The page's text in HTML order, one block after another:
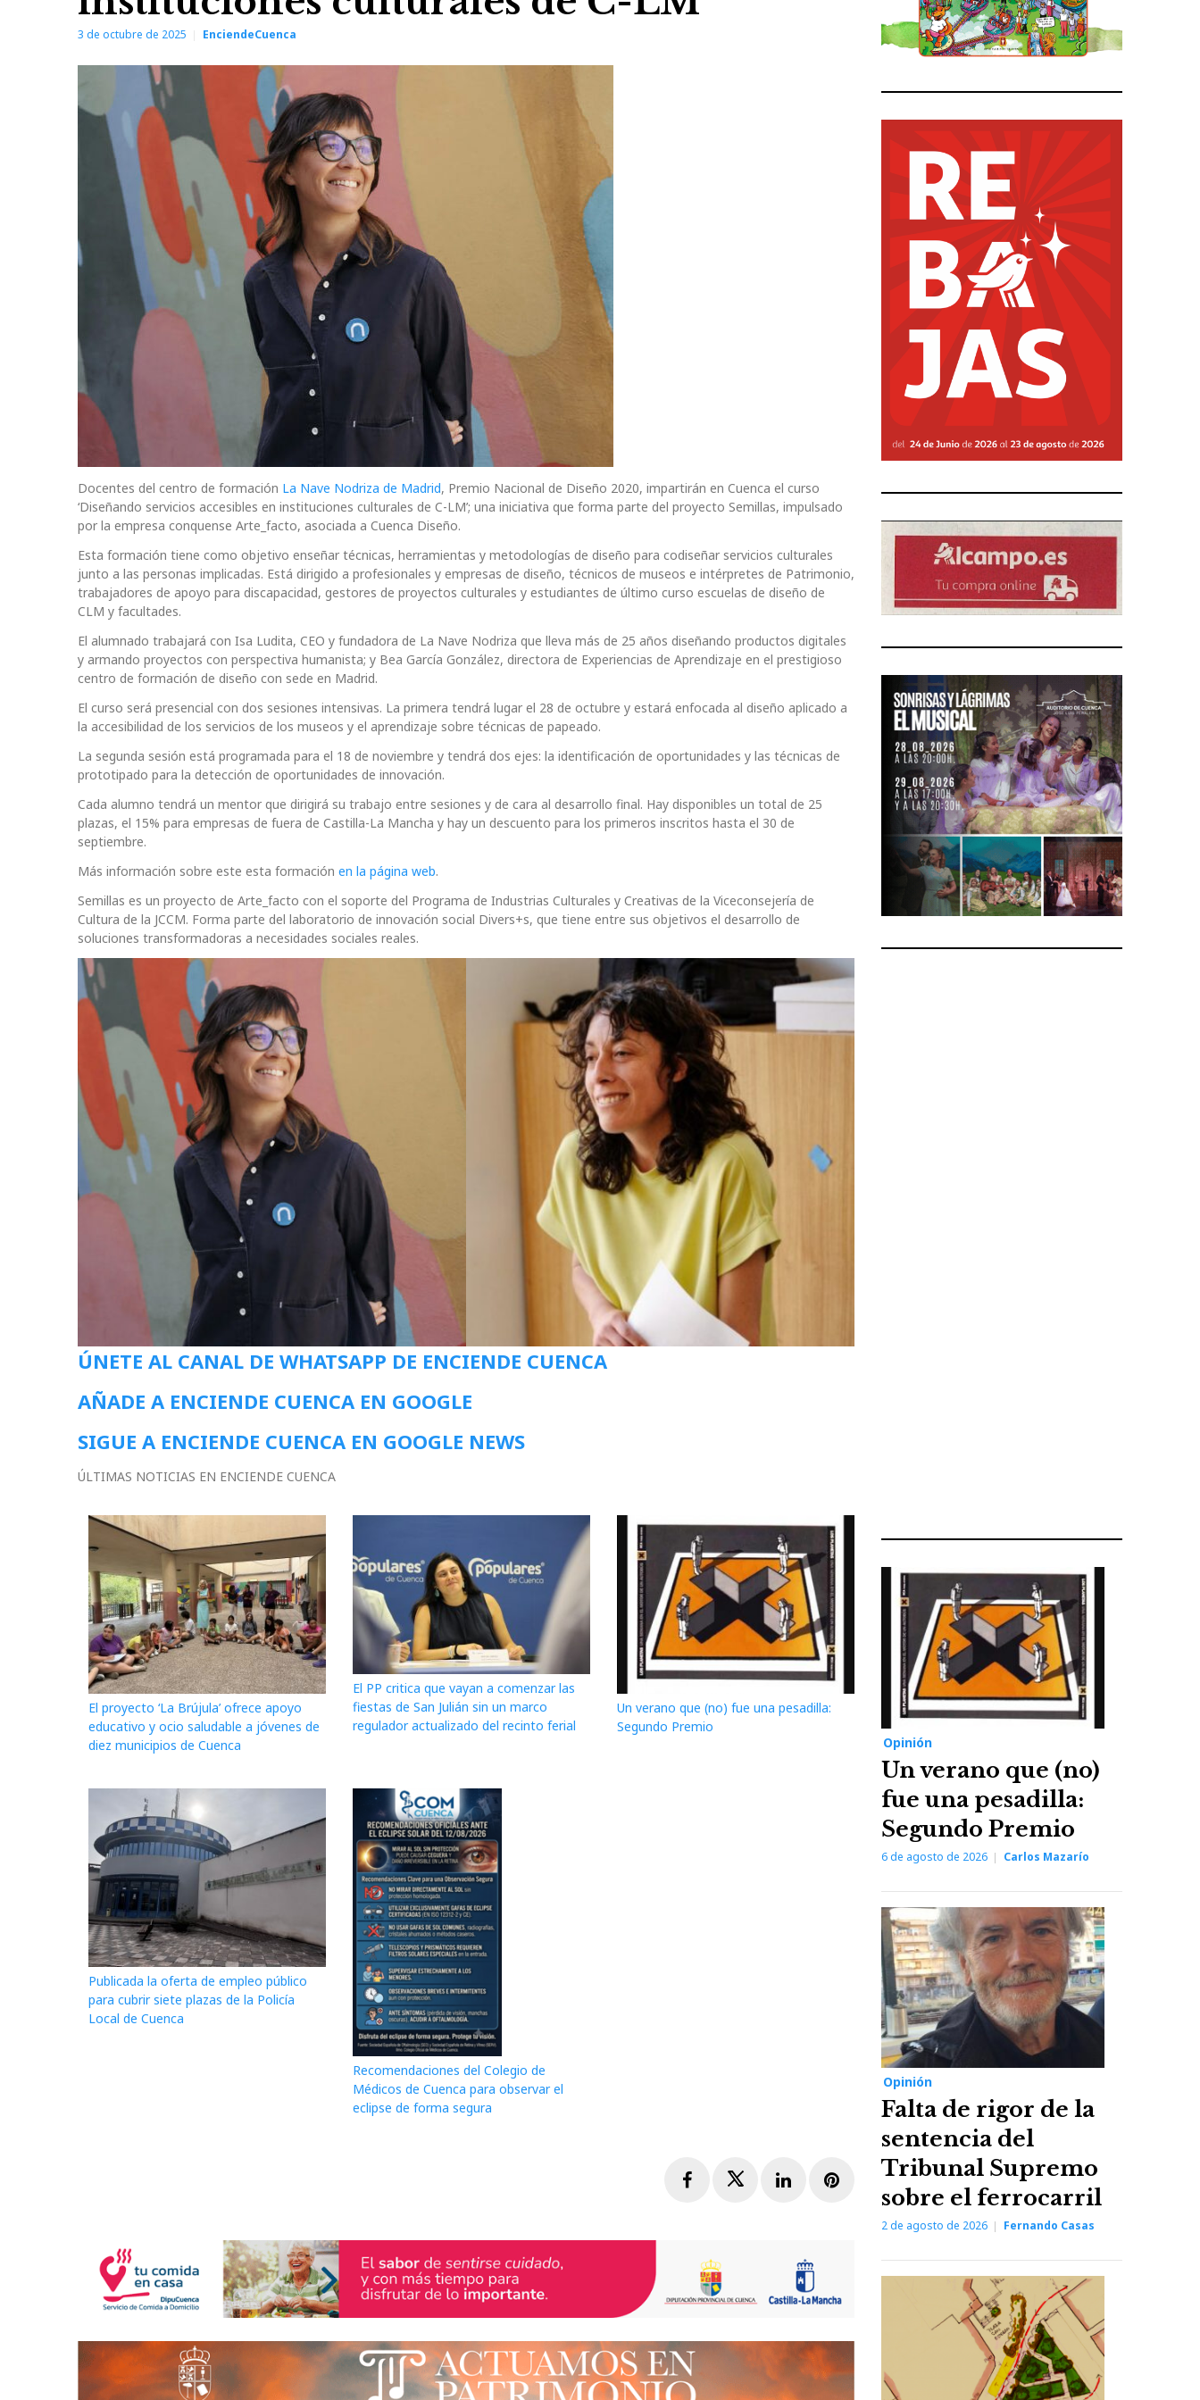
3 de octubre de 2025 EnciendeCuenca
Docentes del centro de formación La Nave Nodriza de Madrid, Premio Nacional de Diseño 2020, impartirán en Cuenca el curso
‘Diseñando servicios accesibles en instituciones culturales de C-LM’; una iniciativa que forma parte del proyecto Semillas, impulsado
por la empresa conquense Arte_facto, asociada a Cuenca Diseño.
Esta formación tiene como objetivo enseñar técnicas, herramientas y metodologías de diseño para codiseñar servicios culturales
junto a las personas implicadas. Está dirigido a profesionales y empresas de diseño, técnicos de museos e intérpretes de Patrimonio,
trabajadores de apoyo para discapacidad, gestores de proyectos culturales y estudiantes de último curso escuelas de diseño de
CLM y facultades.
El alumnado trabajará con Isa Ludita, CEO y fundadora de La Nave Nodriza que lleva más de 25 años diseñando productos digitales
y armando proyectos con perspectiva humanista; y Bea García González, directora de Experiencias de Aprendizaje en el prestigioso
centro de formación de diseño con sede en Madrid.
El curso será presencial con dos sesiones intensivas. La primera tendrá lugar el 28 de octubre y estará enfocada al diseño aplicado a
la accesibilidad de los servicios de los museos y el aprendizaje sobre técnicas de papeado.
La segunda sesión está programada para el 18 de noviembre y tendrá dos ejes: la identificación de oportunidades y las técnicas de
prototipado para la detección de oportunidades de innovación.
Cada alumno tendrá un mentor que dirigirá su trabajo entre sesiones y de cara al desarrollo final. Hay disponibles un total de 25
plazas, el 15% para empresas de fuera de Castilla-La Mancha y hay un descuento para los primeros inscritos hasta el 30 de
septiembre.
Más información sobre este esta formación en la página web.
Semillas es un proyecto de Arte_facto con el soporte del Programa de Industrias Culturales y Creativas de la Viceconsejería de
Cultura de la JCCM. Forma parte del laboratorio de innovación social Divers+s, que tiene entre sus objetivos el desarrollo de
soluciones transformadoras a necesidades sociales reales.
ÚNETE AL CANAL DE WHATSAPP DE ENCIENDE CUENCA
AÑADE A ENCIENDE CUENCA EN GOOGLE
SIGUE A ENCIENDE CUENCA EN GOOGLE NEWS
ÚLTIMAS NOTICIAS EN ENCIENDE CUENCA
El proyecto ‘La Brújula’ ofrece apoyo
educativo y ocio saludable a jóvenes de
diez municipios de Cuenca
El PP critica que vayan a comenzar las
fiestas de San Julián sin un marco
regulador actualizado del recinto ferial
Un verano que (no) fue una pesadilla:
Segundo Premio
Publicada la oferta de empleo público
para cubrir siete plazas de la Policía
Local de Cuenca
Recomendaciones del Colegio de
Médicos de Cuenca para observar el
eclipse de forma segura
FacebookTwitterLinkedInPinterest
Opinión
Un verano que (no)
fue una pesadilla:
Segundo Premio
6 de agosto de 2026 Carlos Mazarío
Opinión
Falta de rigor de la
sentencia del
Tribunal Supremo
sobre el ferrocarril
2 de agosto de 2026 Fernando Casas